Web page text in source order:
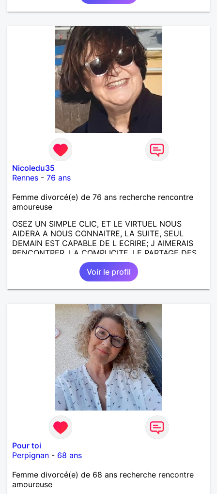
Nicoledu35
Rennes - 76 ans
Femme divorcé(e) de 76 ans recherche rencontre
amoureuse
OSEZ UN SIMPLE CLIC, ET LE VIRTUEL NOUS
AIDERA A NOUS CONNAITRE, LA SUITE, SEUL
DEMAIN EST CAPABLE DE L ECRIRE; J AIMERAIS
RENCONTRER, LA COMPLICITE, LE PARTAGE DES
BELLES CHOSES DE LA VIE : BALADES, VOYAGES
EN FRANCE OU AILLEURS. ETRE A L ECOUTE DE L
AUTRE, ET LA VIE SERA PLUS BELLE
ENCORE.....................
Voir le profil
Pour toi
Perpignan - 68 ans
Femme divorcé(e) de 68 ans recherche rencontre
amoureuse